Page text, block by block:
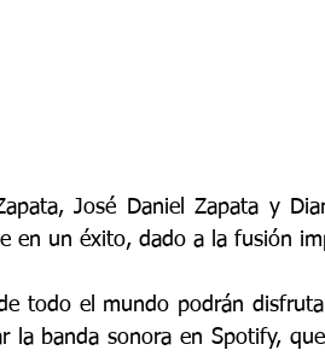
José Daniel Zapata y
en un éxito, dado a la fusión
todo el mundo podrán
la banda sonora en Spotify,